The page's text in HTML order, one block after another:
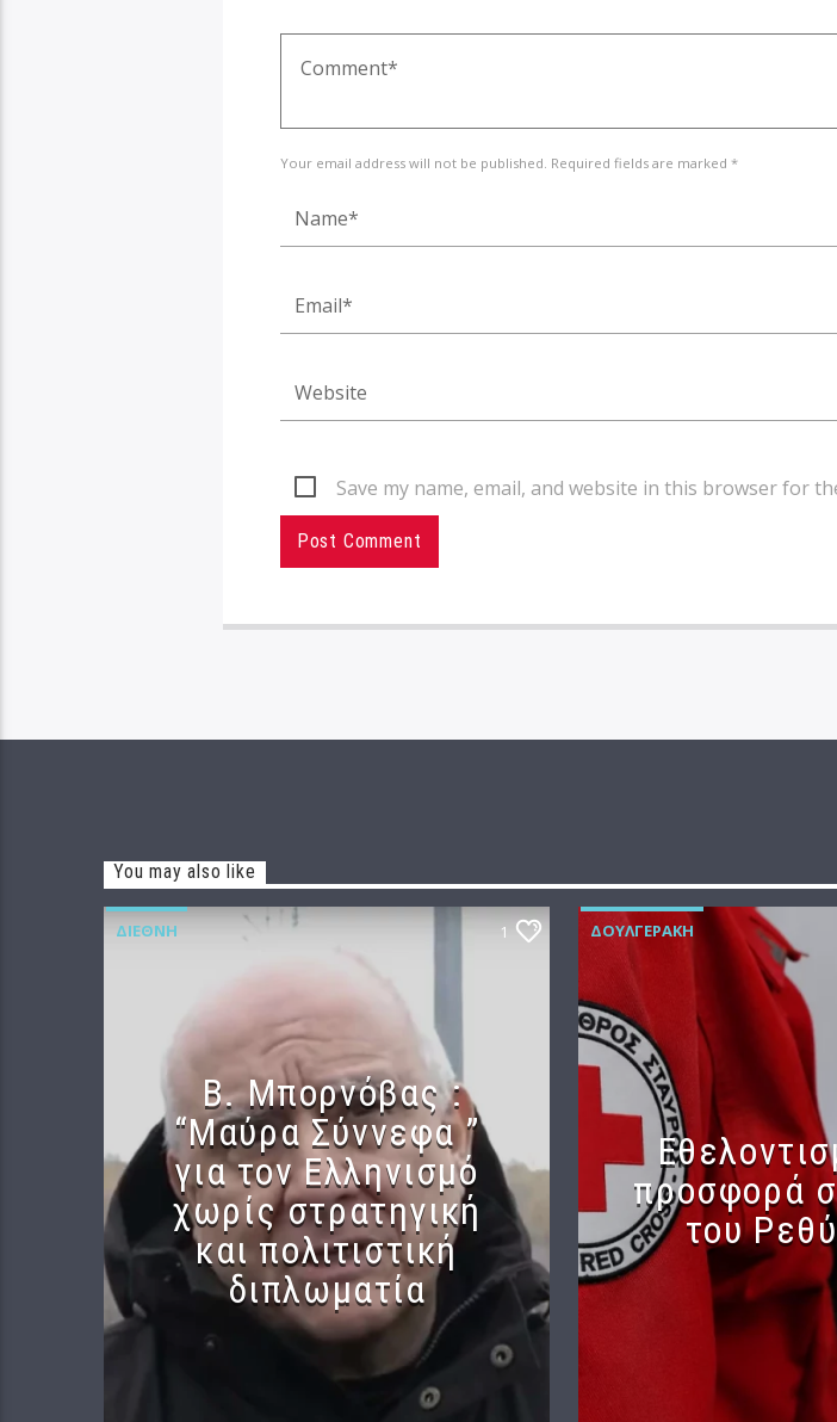
Your email address will not be published. Required fields are marked *
Save my name, email, and website in this browser for
You may also like
ΔΙΕΘΝΉ 1
B. Μπορνόβας :
“Μαύρα Σύννεφα ”
για τον Ελληνισμό
χωρίς στρατηγική
και πολιτιστική
διπλωματία
ΔΟΥΛΓΕΡΆΚΗ
προσφορά
του